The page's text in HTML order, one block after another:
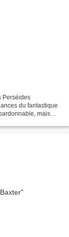
Perséides
du fantastique
mais